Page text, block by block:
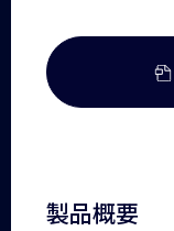
製品概要